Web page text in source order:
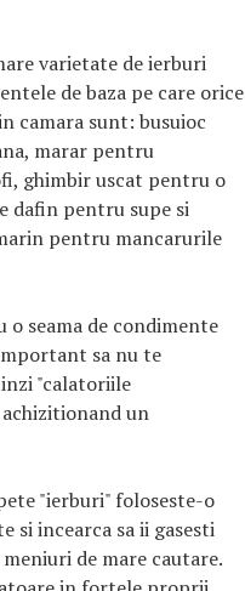
varietate de ierburi
de baza pe care orice
camara sunt: busuioc
marar pentru
ghimbir uscat pentru o
dafin pentru supe si
pentru mancarurile
seama de condimente
sa nu te
"calatoriile
un
"ierburi" foloseste-o
si incearca sa ii gasesti
de mare cautare.